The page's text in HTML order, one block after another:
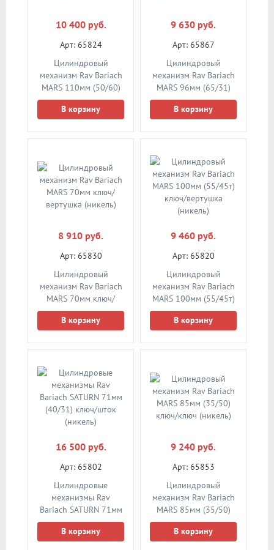
10 400 руб.
Арт: 65824
Цилиндровый
механизм Rav Bariach
MARS 110мм (50/60)
ключ/ключ (никель)
В корзину
9 630 руб.
Арт: 65867
Цилиндровый
механизм Rav Bariach
MARS 96мм (65/31)
ключ/шток (никель)
В корзину
8 910 руб.
Арт: 65830
Цилиндровый
механизм Rav Bariach
MARS 70мм ключ/
вертушка (никель)
В корзину
9 460 руб.
Арт: 65820
Цилиндровый
механизм Rav Bariach
MARS 100мм (55/45т)
ключ/вертушка
(никель)
В корзину
16 500 руб.
Арт: 65802
Цилиндровые
механизмы Rav
Bariach SATURN 71мм
(40/31) ключ/шток
(никель)
В корзину
9 240 руб.
Арт: 65853
Цилиндровый
механизм Rav Bariach
MARS 85мм (35/50)
ключ/ключ (никель)
В корзину